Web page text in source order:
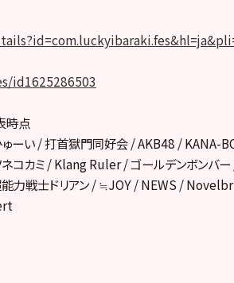
id1625286503
時点
ーい / 打首獄門同好会 / AKB48 / KANA-
コカミ / Klang Ruler / ゴールデンボンバ
力戦士ドリアン / ≒JOY / NEWS /